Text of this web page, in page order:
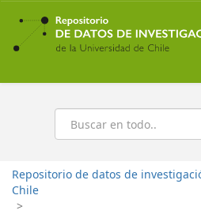
Ir
contenido
principal
Buscar
Repositorio de datos de
Chile
>